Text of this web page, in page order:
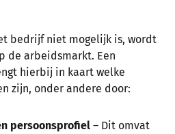
bedrijf niet mogelijk is, wordt
de arbeidsmarkt. Een
hierbij in kaart welke
zijn, onder andere door:
persoonsprofiel – Dit omvat